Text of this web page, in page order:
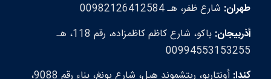
طهران: شارع ظفر، هـ 00982126412584
أذربيجان:
باكو، شارع كاظم كاظمزاده، رقم 118، هـ
00994553153255